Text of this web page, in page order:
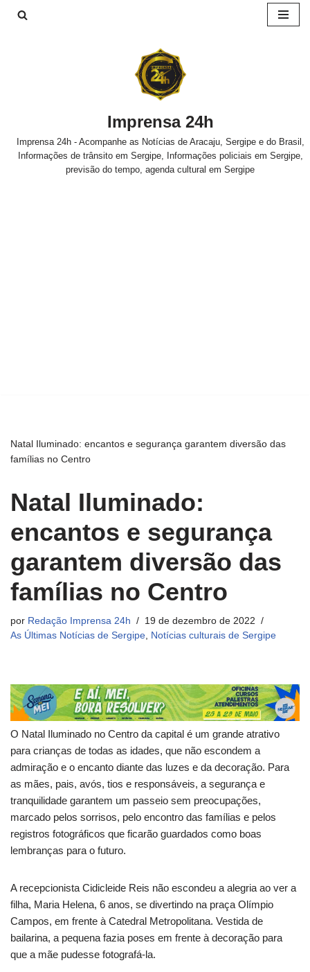
Imprensa 24h
Imprensa 24h - Acompanhe as Notícias de Aracaju, Sergipe e do Brasil,
Informações de trânsito em Sergipe, Informações policiais em Sergipe,
previsão do tempo, agenda cultural em Sergipe
Natal Iluminado: encantos e segurança garantem diversão das
famílias no Centro
Natal Iluminado:
encantos e segurança
garantem diversão das
famílias no Centro
por Redação Imprensa 24h
19 de dezembro de 2022
As Últimas Notícias de Sergipe, Notícias culturais de Sergipe
O Natal Iluminado no Centro da capital é um grande atrativo
para crianças de todas as idades, que não escondem a
admiração e o encanto diante das luzes e da decoração. Para
as mães, pais, avós, tios e responsáveis, a segurança e
tranquilidade garantem um passeio sem preocupações,
marcado pelos sorrisos, pelo encontro das famílias e pelos
registros fotográficos que ficarão guardados como boas
lembranças para o futuro.
A recepcionista Cidicleide Reis não escondeu a alegria ao ver a
filha, Maria Helena, 6 anos, se divertindo na praça Olímpio
Campos, em frente à Catedral Metropolitana. Vestida de
bailarina, a pequena fazia poses em frente à decoração para
que a mãe pudesse fotografá-la.